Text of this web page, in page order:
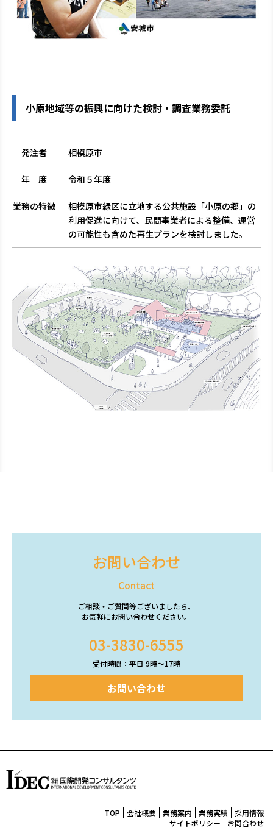
小原地域等の振興に向けた検討・調査業務委託
発注者 相模原市
年 度 令和５年度
業務の特徴
相模原市緑区に立地する公共施設「小原の郷」の
利用促進に向けて、民間事業者による整備、運営
の可能性も含めた再生プランを検討しました。
お問い合わせ
Contact
ご相談・ご質問等ございましたら、
お気軽にお問い合わせください。
03-3830-6555
受付時間：平日 9時〜17時
お問い合わせ
TOP 会社概要 業務案内 業務実績
採用情報
サイトポリシー
お問合わせ